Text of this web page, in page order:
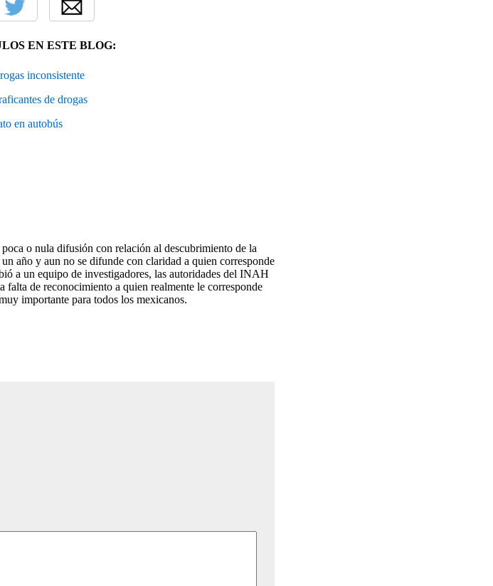
EN ESTE BLOG:
inconsistente
de drogas
en autobús
o nula difusión con relación al descubrimiento de la
año y aun no se difunde con claridad a quien corresponde
a un equipo de investigadores, las autoridades del INAH
falta de reconocimiento a quien realmente le corresponde
importante para todos los mexicanos.